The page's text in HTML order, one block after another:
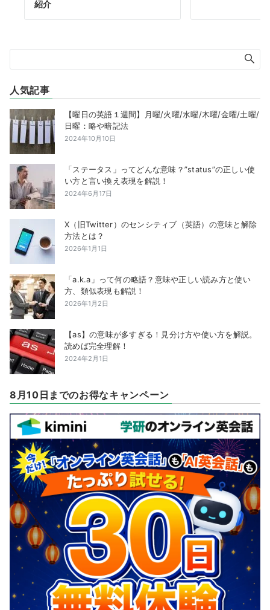
紹介
人気記事
【曜日の英語１週間】月曜/火曜/水曜/木曜/金曜/土曜/
日曜：略や暗記法
2024年10月10日
「ステータス」ってどんな意味？”status”の正しい使
い方と言い換え表現を解説！
2024年6月17日
X（旧Twitter）のセンシティブ（英語）の意味と解除
方法とは？
2026年1月1日
「a.k.a」って何の略語？意味や正しい読み方と使い
方、類似表現も解説！
2026年1月2日
【as】の意味が多すぎる！見分け方や使い方を解説。
読めば完全理解！
2024年2月1日
8月10日までのお得なキャンペーン